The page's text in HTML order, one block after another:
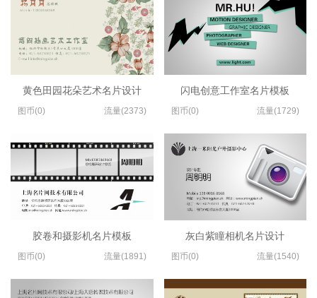
黄色田园花朵艺术名片设计
图币(0) 流量(2373)
胶卷和摄影机名片模板
图币(0) 流量(1891)
闪电创意工作室名片模板
图币(0) 流量(1729)
灰白紫瞳相机名片设计
图币(0) 流量(1540)